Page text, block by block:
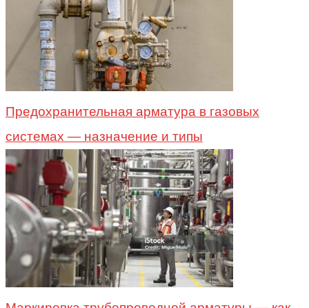
Предохранительная арматура в газовых
системах — назначение и типы